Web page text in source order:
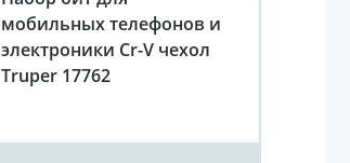
мобильных телефонов и
электроники Cr-V чехол
Truper 17762